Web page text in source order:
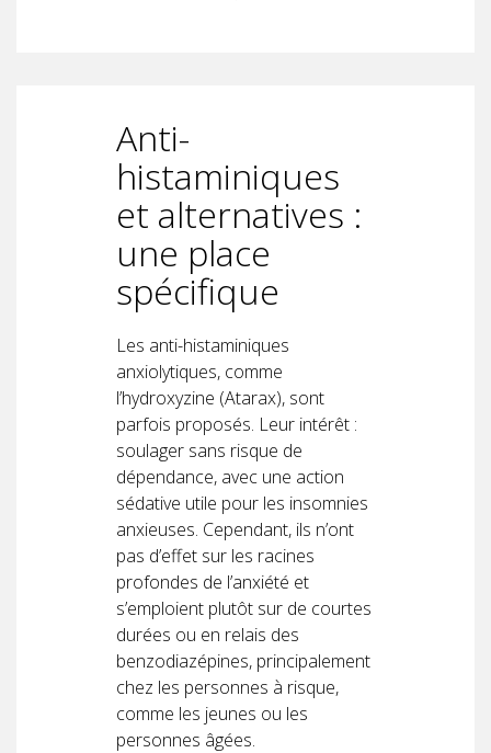
Anti-
histaminiques
et alternatives :
une place
spécifique
Les anti-histaminiques
anxiolytiques, comme
l’hydroxyzine (Atarax), sont
parfois proposés. Leur intérêt :
soulager sans risque de
dépendance, avec une action
sédative utile pour les insomnies
anxieuses. Cependant, ils n’ont
pas d’effet sur les racines
profondes de l’anxiété et
s’emploient plutôt sur de courtes
durées ou en relais des
benzodiazépines, principalement
chez les personnes à risque,
comme les jeunes ou les
personnes âgées.